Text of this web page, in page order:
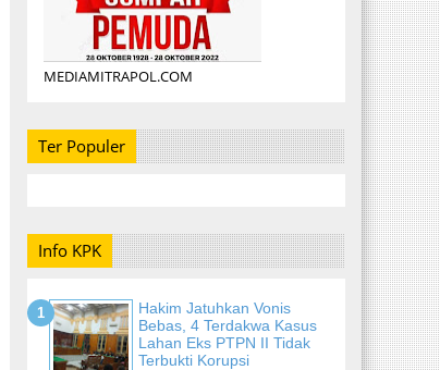
MEDIAMITRAPOL.COM
Ter Populer
Info KPK
Hakim Jatuhkan Vonis
Bebas, 4 Terdakwa Kasus
Lahan Eks PTPN II Tidak
Terbukti Korupsi